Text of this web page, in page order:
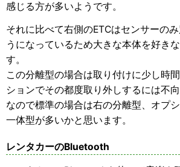
感じる方が多いようです。
それに比べて右側のETCはセンサーの
うになっているため大きな本体を好き
す。
この分離型の場合は取り付けに少し時
ションでその都度取り外しするには不向
なので標準の場合は右の分離型、オプ
一体型が多いかと思います。
レンタカーのBluetooth